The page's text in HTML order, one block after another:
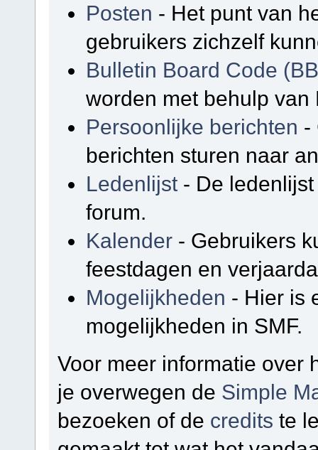
Posten - Het punt van
gebruikers zichzelf
Bulletin Board Code
worden met behulp
Persoonlijke berichten -
berichten sturen naar
Ledenlijst - De
forum.
Kalender - Gebruikers
feestdagen en
Mogelijkheden - Hier is
mogelijkheden in SMF.
Voor meer informatie over
je overwegen de Simple
bezoeken of de credits te